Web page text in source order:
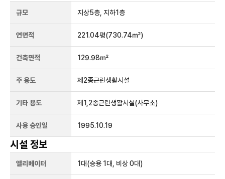
규모 지상5층, 지하1층
연면적 221.04평(730.74㎡)
건축면적 129.98㎡
주 용도 제2종근린생활시설
기타 용도 제1,2종근린생활시설(사무소)
사용 승인일 1995.10.19
시설 정보
엘리베이터 1 대(승용 1대, 비상 0대)